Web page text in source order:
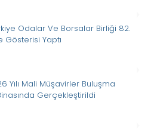
Odalar Ve Borsalar Birliği 82.
Yaptı
Yılı Mali Müşavirler Buluşma
Gerçekleştirildi